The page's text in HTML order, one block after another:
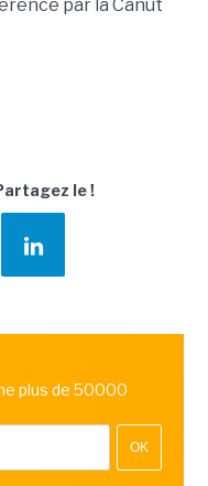
par la Canut
le !
plus de 50000
OK